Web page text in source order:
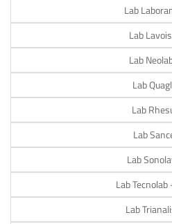
Lab
Lab
Lab
Lab
Lab
Lab
Lab
Lab Tecnolab
Lab